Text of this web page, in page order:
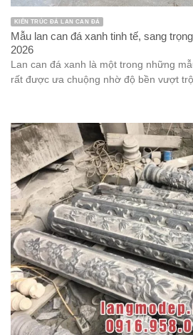
KIẾN TRÚC ĐÁ LAN CAN ĐÁ
Mẫu lan can đá xanh tinh tế, sang
2026
Lan can đá xanh là một trong những
rất được ưa chuộng nhờ độ bền vượt